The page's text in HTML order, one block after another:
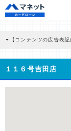
【コンテンツの広告表記
商品を根拠なくPRするも
どに基づき、公平性を担
>提携企業一覧
１１６号吉田店